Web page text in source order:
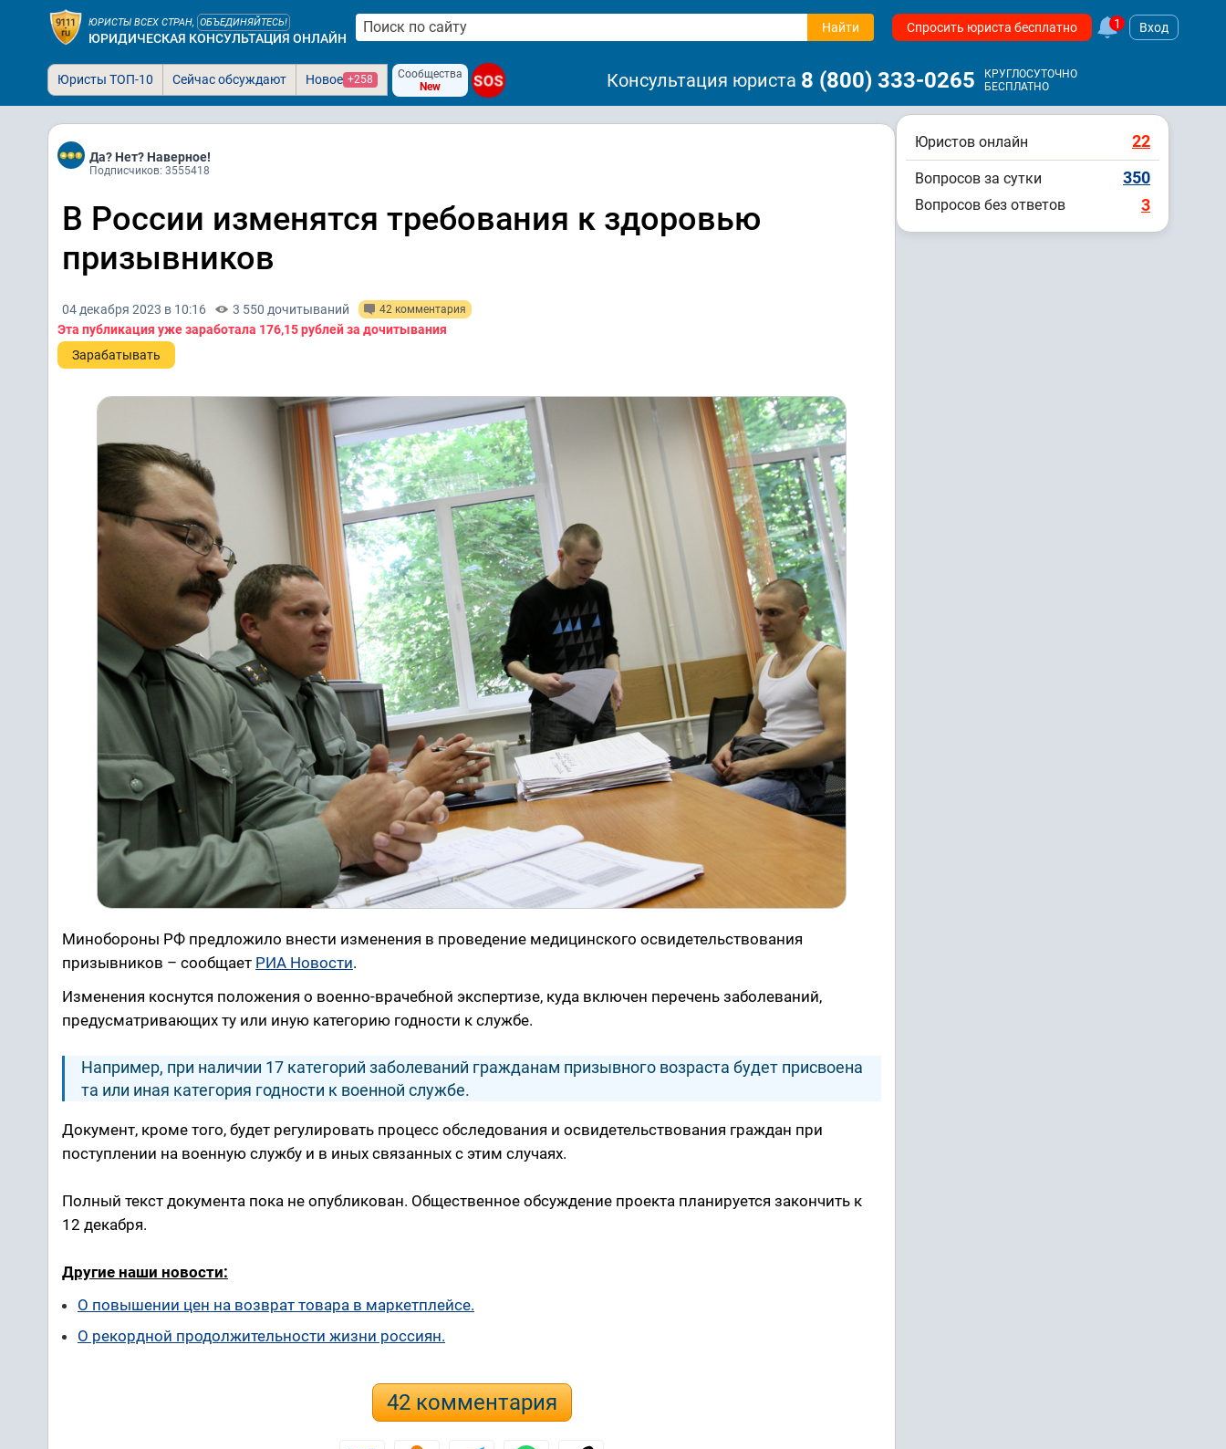
ЮРИСТЫ ВСЕХ СТРАН, ОБЪЕДИНЯЙТЕСЬ!
ЮРИДИЧЕСКАЯ КОНСУЛЬТАЦИЯ ОНЛАЙН
Найти Спросить юриста бесплатно 1 Вход
Юристы ТОП-10 Сейчас обсуждают Новое +258
Сообщества
New
SOS Консультация юриста 8 (800) 333-0265
КРУГЛОСУТОЧНО
БЕСПЛАТНО
Да? Нет? Наверное!
Подписчиков: 3555418
В России изменятся требования к здоровью
призывников
04 декабря 2023 в 10:16 3 550 дочитываний 42 комментария
Эта публикация уже заработала 176,15 рублейза дочитывания
Зарабатывать
Минобороны РФ предложило внести изменения в проведение медицинского освидетельствования
призывников – сообщает РИА Новости.
Изменения коснутся положения о военно-врачебной экспертизе, куда включен перечень заболеваний,
предусматривающих ту или иную категорию годности к службе.
Например, при наличии 17 категорий заболеваний гражданам призывного возраста будет присвоена
та или иная категория годности к военной службе.
Документ, кроме того, будет регулировать процесс обследования и освидетельствования граждан при
поступлении на военную службу и в иных связанных с этим случаях.
Полный текст документа пока не опубликован. Общественное обсуждение проекта планируется закончить к
12 декабря.
Другие наши новости:
О повышении цен на возврат товара в маркетплейсе.
О рекордной продолжительности жизни россиян.
42 комментария
Юристов онлайн 22
Вопросов за сутки 350
Вопросов без ответов 3